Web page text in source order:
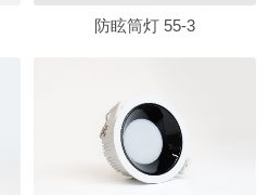
防眩筒灯 55-3